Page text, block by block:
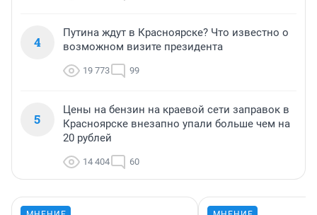
4
Путина ждут в Красноярске? Что известно о
возможном визите президента
19 773 99
5
Цены на бензин на краевой сети заправок в
Красноярске внезапно упали больше чем на
20 рублей
14 404 60